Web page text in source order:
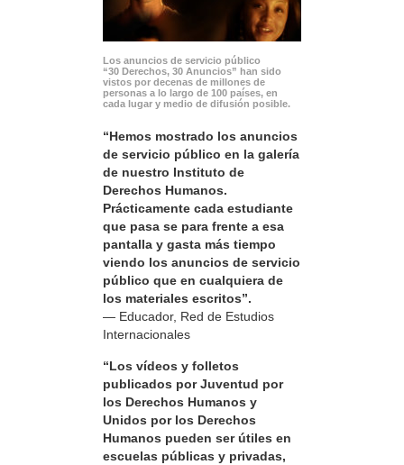
Los anuncios de servicio público
“30 Derechos, 30 Anuncios” han sido
vistos por decenas de millones de
personas a lo largo de 100 países, en
cada lugar y medio de difusión posible.
“Hemos mostrado los anuncios
de servicio público en la galería
de nuestro Instituto de
Derechos Humanos.
Prácticamente cada estudiante
que pasa se para frente a esa
pantalla y gasta más tiempo
viendo los anuncios de servicio
público que en cualquiera de
los materiales escritos”.
— Educador, Red de Estudios
Internacionales
“Los vídeos y folletos
publicados por Juventud por
los Derechos Humanos y
Unidos por los Derechos
Humanos pueden ser útiles en
escuelas públicas y privadas,